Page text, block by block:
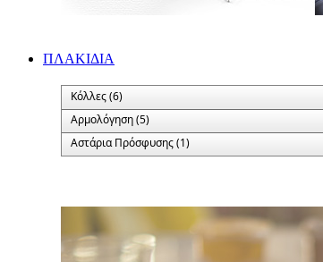
ΠΛΑΚΙΔΙA
Κόλλες (6)
Αρμολόγηση (5)
Αστάρια Πρόσφυσης (1)